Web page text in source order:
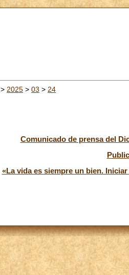
> 2025 > 03 > 24
Comunicado de prensa del
«La vida es siempre un bien.